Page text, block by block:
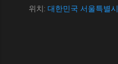
위치: 대한민국 서울특별시